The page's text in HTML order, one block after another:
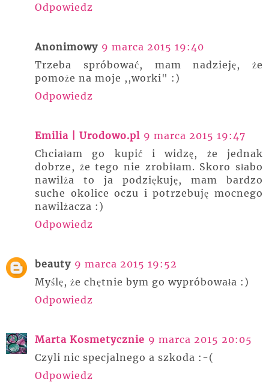
Odpowiedz
Anonimowy 9 marca 2015 19:40
Trzeba spróbować, mam nadzieję, że
pomoże na moje ,,worki" :)
Odpowiedz
Emilia | Urodowo.pl 9 marca 2015 19:47
Chciałam go kupić i widzę, że jednak
dobrze, że tego nie zrobiłam. Skoro słabo
nawilża to ja podziękuję, mam bardzo
suche okolice oczu i potrzebuję mocnego
nawilżacza :)
Odpowiedz
beauty 9 marca 2015 19:52
Myślę, że chętnie bym go wypróbowała :)
Odpowiedz
Marta Kosmetycznie 9 marca 2015 20:05
Czyli nic specjalnego a szkoda :-(
Odpowiedz